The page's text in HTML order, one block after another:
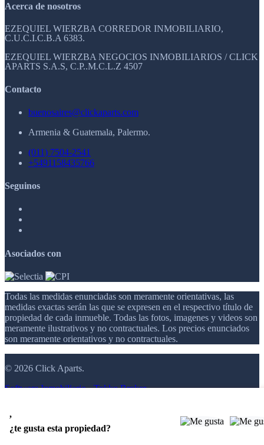
,
¿te gusta esta propiedad?
Acerca de nosotros
EZEQUIEL WIERZBA CORREDOR INMOBILIARIO,
C.U.C.I.C.B.A 6383.
EZEQUIEL WIERZBA NEGOCIOS INMOBILIARIOS / CLICK
APARTS S.A.S, C.P..M.C.L.Z 4507
Contacto
buenosaires@clickaparts.com
Armenia & Guatemala, Palermo.
(011) 7504-2541
+5491158435766
Seguinos
Asociados con
Todas las medidas enunciadas son meramente orientativas, las
medidas exactas serán las que se expresen en el respectivo título de
propiedad de cada inmueble. Todas las fotos, imagenes y videos son
meramente ilustrativos y no contractuales. Los precios enunciados
son meramente orientativos y no contractuales.
© 2026 Click Aparts.
Software Inmobiliario - Tokko Broker